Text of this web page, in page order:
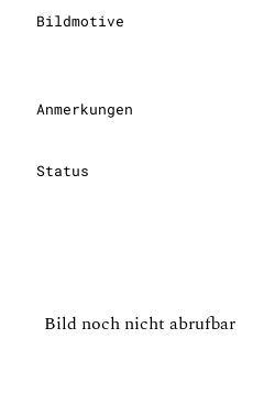
Bildmotive
Anmerkungen
Status
Bild noch nicht abrufbar